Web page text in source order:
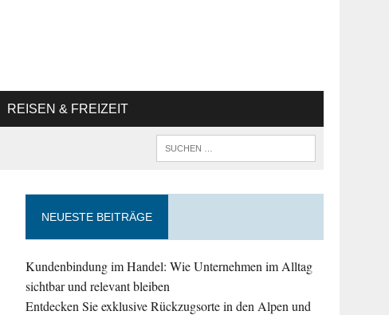
REISEN & FREIZEIT
NEUESTE BEITRÄGE
Kundenbindung im Handel: Wie Unternehmen im Alltag
sichtbar und relevant bleiben
Entdecken Sie exklusive Rückzugsorte in den Alpen und